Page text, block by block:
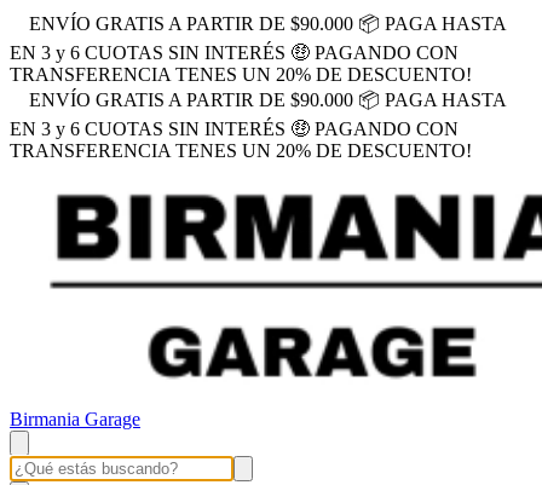
ENVÍO GRATIS A PARTIR DE $90.000 📦 PAGA HASTA
EN 3 y 6 CUOTAS SIN INTERÉS 🤑 PAGANDO CON
TRANSFERENCIA TENES UN 20% DE DESCUENTO!
ENVÍO GRATIS A PARTIR DE $90.000 📦 PAGA HASTA
EN 3 y 6 CUOTAS SIN INTERÉS 🤑 PAGANDO CON
TRANSFERENCIA TENES UN 20% DE DESCUENTO!
Birmania Garage